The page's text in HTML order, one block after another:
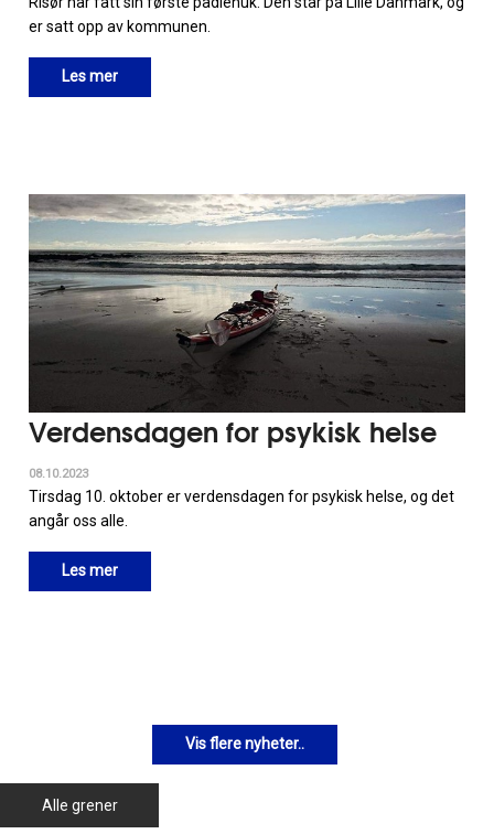
er satt opp av kommunen.
Les mer
Verdensdagen for psykisk helse
08.10.2023
Tirsdag 10. oktober er verdensdagen for psykisk helse, og det
angår oss alle.
Les mer
Vis flere nyheter..
Alle grener